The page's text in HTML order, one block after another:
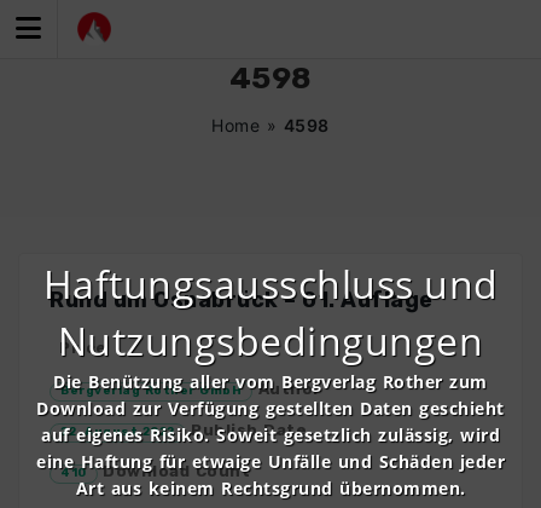
Inhalt
4598
Home » 4598
Rund um Osnabrück – 01. Auflage
Price
Bergverlag Rother GmbH Author
22. August 2022 Publish Date
410 Download Count
Haftungsausschluss und
Nutzungsbedingungen
Die Benützung aller vom Bergverlag Rother zum
Download zur Verfügung gestellten Daten geschieht
auf eigenes Risiko. Soweit gesetzlich zulässig, wird
eine Haftung für etwaige Unfälle und Schäden jeder
Art aus keinem Rechtsgrund übernommen.